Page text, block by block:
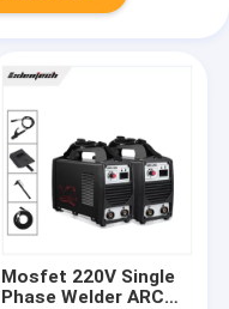
Mosfet 220V Single
Phase Welder ARC